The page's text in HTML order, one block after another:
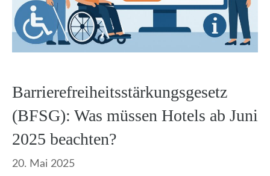
Barrierefreiheitsstärkungsgesetz
(BFSG): Was müssen Hotels ab Juni
2025 beachten?
20. Mai 2025